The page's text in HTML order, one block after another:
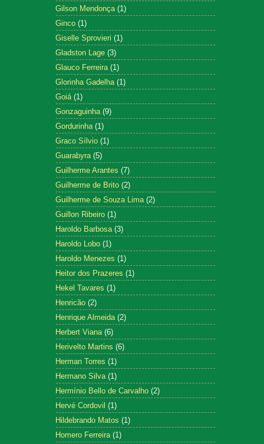
Gilson Mendonça (1)
Ginco (1)
Giselle Sprovieri (1)
Gladston Lage (3)
Glauco Ferreira (1)
Glorinha Gadelha (1)
Goiá (1)
Gonzaguinha (9)
Gordurinha (1)
Graco Sílvio (1)
Guarabyra (5)
Guilherme Arantes (7)
Guilherme de Brito (2)
Guilherme de Souza Lima (2)
Guillon Ribeiro (1)
Haroldo Barbosa (3)
Haroldo Lobo (1)
Haroldo Menezes (1)
Heitor dos Prazeres (1)
Hekel Tavares (1)
Henricão (2)
Henrique Almeida (2)
Herbert Viana (6)
Herivelto Martins (6)
Herman Torres (1)
Hermano Silva (1)
Hermínio Bello de Carvalho (2)
Hervé Cordovil (1)
Hildebrando Matos (1)
Homero Ferreira (1)